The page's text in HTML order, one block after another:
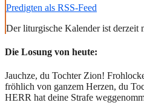
Predigten als RSS-Feed
Der liturgische Kalender ist derzeit
Die Losung von heute:
Jauchze, du Tochter Zion!
fröhlich von ganzem Herzen, du
HERR hat deine Strafe